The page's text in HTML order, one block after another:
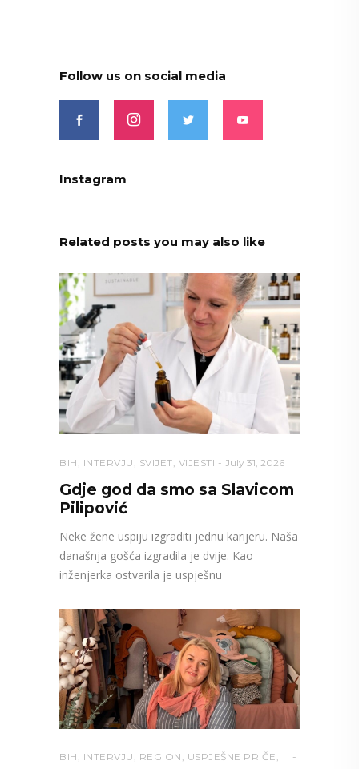
Follow us on social media
Instagram
Related posts you may also like
BIH , INTERVJU , SVIJET, VIJESTI July 31, 2026
Gdje god da smo sa Slavicom
Pilipović
Neke žene uspiju izgraditi jednu karijeru. Naša
današnja gošća izgradila je dvije. Kao
inženjerka ostvarila je uspješnu
BIH , INTERVJU , REGION , USPJEŠNE PRIČE ,